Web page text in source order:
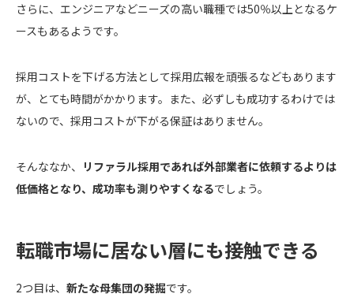
さらに、エンジニアなどニーズの高い職種では50％以上となるケ
ースもあるようです。
採用コストを下げる方法として採用広報を頑張るなどもあります
が、とても時間がかかります。また、必ずしも成功するわけでは
ないので、採用コストが下がる保証はありません。
そんななか、 リファラル採用であれば外部業者に依頼するよりは
低価格となり、成功率も測りやすくなるでしょう。
転職市場に居ない層にも接触できる
2つ目は、 新たな母集団の発掘です。